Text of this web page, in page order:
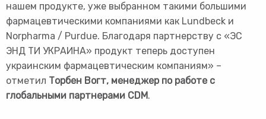
нашем продукте, уже выбранном такими большими
фармацевтическими компаниями как Lundbeck и
Norpharma / Purdue. Благодаря партнерству с «ЭС
ЭНД ТИ УКРАИНА» продукт теперь доступен
украинским фармацевтическим компаниям» –
отметил Торбен Вогт, менеджер по работе с
глобальными партнерами CDM.